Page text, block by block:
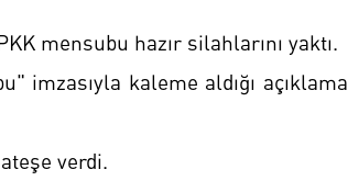
mensubu hazır silahlarını yaktı.
imzasıyla kaleme aldığı açıklama
verdi.